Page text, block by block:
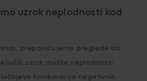
uzrok neplodnosti kod
preporučujemo preglede da
uzrok muške neplodnosti.
kombinacija negativnih